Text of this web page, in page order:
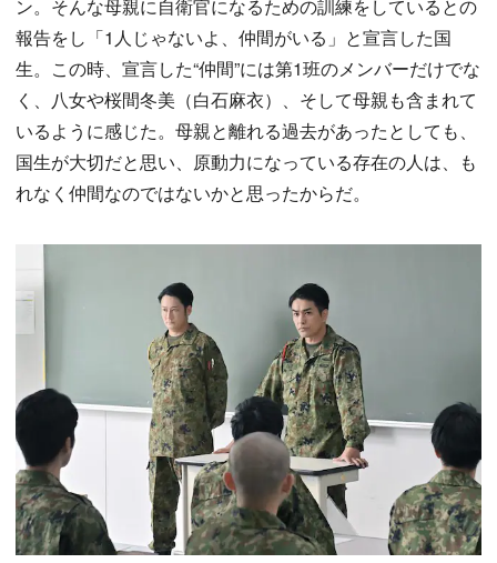
ン。そんな母親に自衛官になるための訓練をしているとの
報告をし「1人じゃないよ、仲間がいる」と宣言した国
生。この時、宣言した“仲間”には第1班のメンバーだけでな
く、八女や桜間冬美（白石麻衣）、そして母親も含まれて
いるように感じた。母親と離れる過去があったとしても、
国生が大切だと思い、原動力になっている存在の人は、も
れなく仲間なのではないかと思ったからだ。